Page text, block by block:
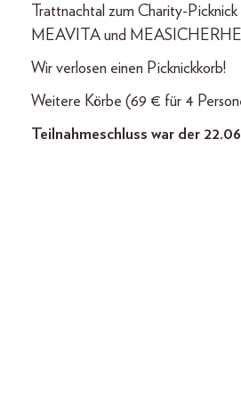
Trattnachtal zum Charity-
MEAVITA und
Wir verlosen einen Picknickkorb!
Weitere Körbe (69 € für 4
Teilnahmeschluss war der